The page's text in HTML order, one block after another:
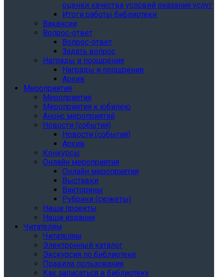
оценки качества условий оказания услуг
Итоги работы библиотеки
Вакансии
Вопрос-ответ
Вопрос-ответ
Задать вопрос
Награды и поощрения
Награды и поощрения
Архив
Мероприятия
Мероприятия
Мероприятия к юбилею
Анонс мероприятий
Новости (события)
Новости (события)
Архив
Конкурсы
Онлайн мероприятия
Онлайн мероприятия
Выставки
Викторины
Рубрики (сюжеты)
Наши проекты
Наши издания
Читателям
Читателям
Электронный каталог
Экскурсия по библиотеке
Правила пользования
Как записаться в библиотеку